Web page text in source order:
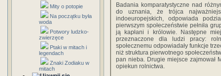
Mity o potopie
Na początku była
woda
Potwory ludzko-
zwierzęce
Ptaki w mitach i
legendach
Znaki Zodiaku w
mitach
Badania komparatystyczne nad
do uznania, że trójca
indoeuropejskich, odpowiada
pierwszym społeczeństwie pełniła
ją kapłani i królowie. Następne
przeznaczone dla ludzi pracy:
społecznemu odpowiadały funkcje
niż struktura pierwotnego
pan nieba. Drugie miejsce zajmował
opiekun rolnictwa.